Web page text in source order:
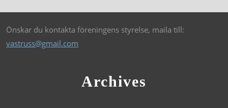
Önskar du kontakta föreningens styrelse, maila till:
vastruss@gmail.com
Archives